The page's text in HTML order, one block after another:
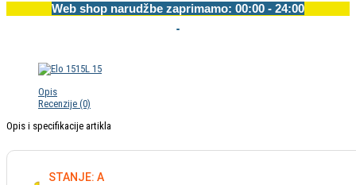
Web shop narudžbe zaprimamo: 00:00 - 24:00
Opis
Recenzije (0)
Opis i specifikacije artikla
STANJE: A